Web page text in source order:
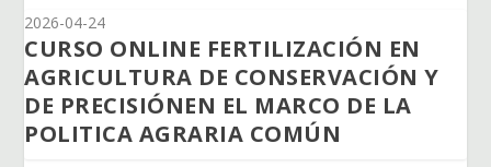
2026-04-24
CURSO ONLINE FERTILIZACIÓN EN
AGRICULTURA DE CONSERVACIÓN Y
DE PRECISIÓNEN EL MARCO DE LA
POLITICA AGRARIA COMÚN